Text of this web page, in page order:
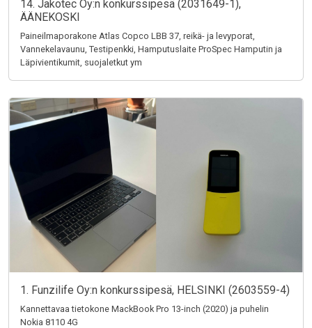
14. Jakotec Oy:n konkurssipesä (2031649-1),
ÄÄNEKOSKI
Paineilmaporakone Atlas Copco LBB 37, reikä- ja levyporat,
Vannekelavaunu, Testipenkki, Hamputuslaite ProSpec Hamputin ja
Läpivientikumit, suojaletkut ym
1. Funzilife Oy:n konkurssipesä, HELSINKI (2603559-4)
Kannettavaa tietokone MackBook Pro 13-inch (2020) ja puhelin
Nokia 8110 4G